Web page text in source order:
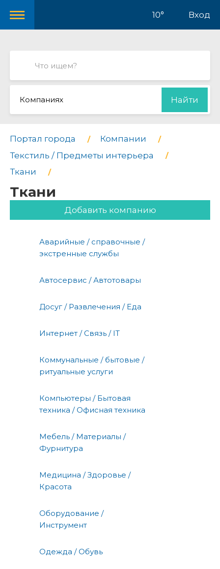
10° Вход
Компаниях Найти
Портал города
Компании
Текстиль / Предметы интерьера
Ткани
Ткани
Добавить компанию
Аварийные / справочные /
экстренные службы
Автосервис / Автотовары
Досуг / Развлечения / Еда
Интернет / Связь / IT
Коммунальные / бытовые /
ритуальные услуги
Компьютеры / Бытовая
техника / Офисная техника
Мебель / Материалы /
Фурнитура
Медицина / Здоровье /
Красота
Оборудование /
Инструмент
Одежда / Обувь